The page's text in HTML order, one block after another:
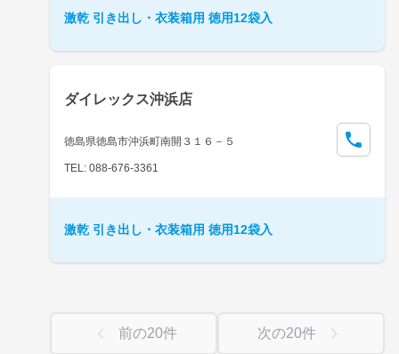
激乾 引き出し・衣装箱用 徳用12袋入
ダイレックス沖浜店
徳島県徳島市沖浜町南開３１６－５
TEL: 088-676-3361
激乾 引き出し・衣装箱用 徳用12袋入
前の20件 次の20件